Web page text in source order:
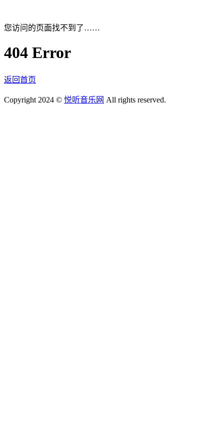
您访问的页面找不到了……
404 Error
返回首页
Copyright 2024 © 悦听音乐网 All rights reserved.